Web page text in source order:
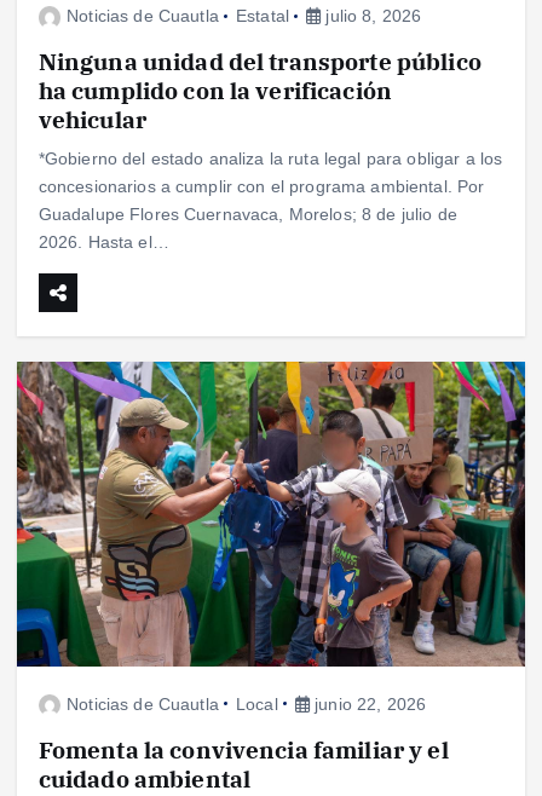
Noticias de Cuautla Estatal julio 8, 2026
Ninguna unidad del transporte público
ha cumplido con la verificación
vehicular
*Gobierno del estado analiza la ruta legal para obligar a los
concesionarios a cumplir con el programa ambiental. Por
Guadalupe Flores Cuernavaca, Morelos; 8 de julio de
2026. Hasta el…
Noticias de Cuautla Local junio 22, 2026
Fomenta la convivencia familiar y el
cuidado ambiental